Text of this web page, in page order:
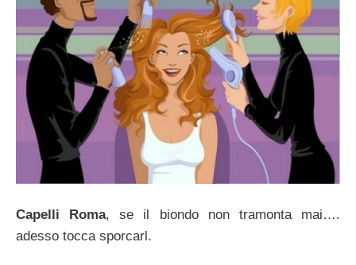
Capelli Roma, se il biondo non tramonta mai….
adesso tocca sporcarl.